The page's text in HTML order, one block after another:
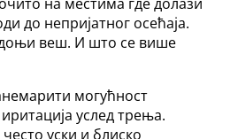
до непријатног осећаја.
веш. И што се више
могућност
услед трења.
уски и блиско